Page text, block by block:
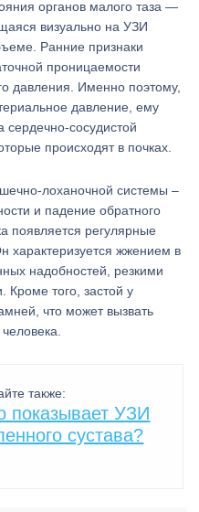
органов малого таза —
визуально на УЗИ
Ранние признаки
проницаемости
давления. Именно поэтому,
давление, ему
сердечно-сосудистой
происходят в почках.
лоханочной системы –
и падение обратного
появляется регулярные
характеризуется жжением в
надобностей, резкими
того, застой у
что может вызвать
также:
показывает УЗИ
сустава?